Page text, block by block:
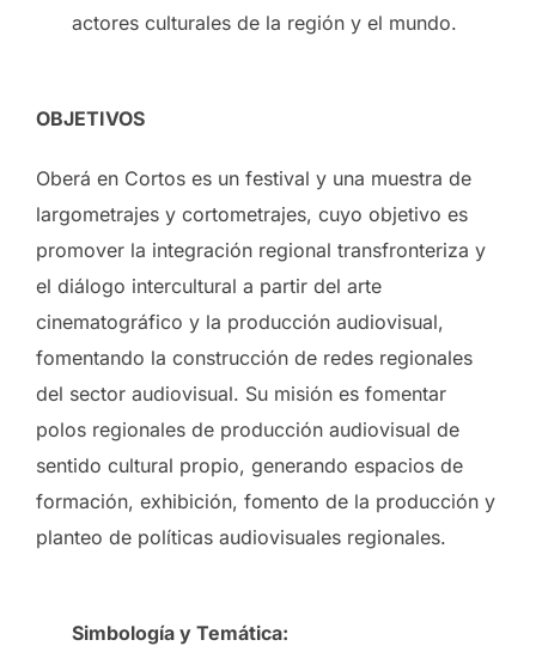
actores culturales de la región y el mundo.
OBJETIVOS
Oberá en Cortos es un festival y una muestra de
largometrajes y cortometrajes, cuyo objetivo es
promover la integración regional transfronteriza y
el diálogo intercultural a partir del arte
cinematográfico y la producción audiovisual,
fomentando la construcción de redes regionales
del sector audiovisual. Su misión es fomentar
polos regionales de producción audiovisual de
sentido cultural propio, generando espacios de
formación, exhibición, fomento de la producción y
planteo de políticas audiovisuales regionales.
Simbología y Temática: